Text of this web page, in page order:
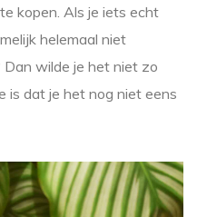
kopen. Als je iets echt
helemaal niet
wilde je het niet zo
is dat je het nog niet eens